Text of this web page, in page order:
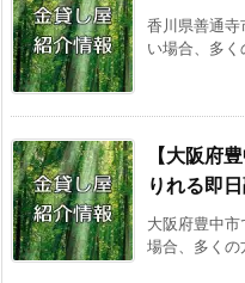
香川県善通寺
い場合、多
【大阪府
りれる即
大阪府豊中
場合、多く